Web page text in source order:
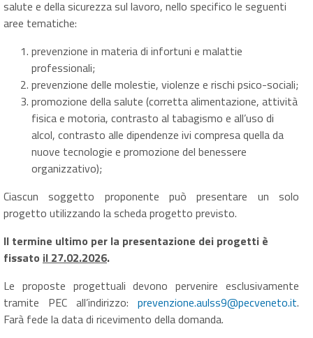
salute e della sicurezza sul lavoro, nello specifico le seguenti
aree tematiche:
prevenzione in materia di infortuni e malattie
professionali;
prevenzione delle molestie, violenze e rischi psico-sociali;
promozione della salute (corretta alimentazione, attività
fisica e motoria, contrasto al tabagismo e all’uso di
alcol, contrasto alle dipendenze ivi compresa quella da
nuove tecnologie e promozione del benessere
organizzativo);
Ciascun soggetto proponente può presentare un solo
progetto utilizzando la scheda progetto previsto.
Il termine ultimo per la presentazione dei progetti è
fissato il 27.02.2026.
Le proposte progettuali devono pervenire esclusivamente
tramite PEC all’indirizzo: prevenzione.aulss9@pecveneto.it.
Farà fede la data di ricevimento della domanda.